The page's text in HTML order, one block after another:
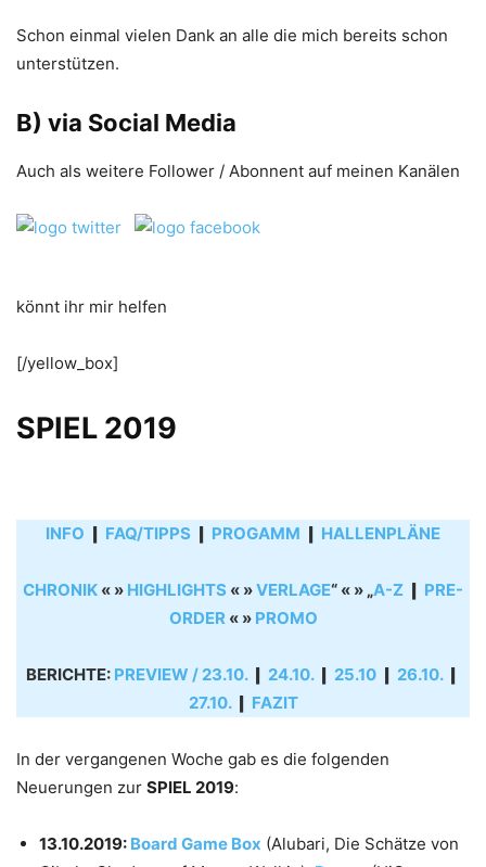
Schon einmal vielen Dank an alle die mich bereits schon
unterstützen.
B) via Social Media
Auch als weitere Follower / Abonnent auf meinen Kanälen
könnt ihr mir helfen
[/yellow_box]
SPIEL 2019
INFO ❙ FAQ/TIPPS ❙ PROGAMM ❙ HALLENPLÄNE
CHRONIK « » HIGHLIGHTS « »VERLAGE“ « » „A-Z ❙ PRE-
ORDER « » PROMO
BERICHTE: PREVIEW / 23.10.❙ 24.10.❙ 25.10 ❙ 26.10.❙
27.10.❙ FAZIT
In der vergangenen Woche gab es die folgenden
Neuerungen zur SPIEL 2019:
13.10.2019: Board Game Box (Alubari, Die Schätze von